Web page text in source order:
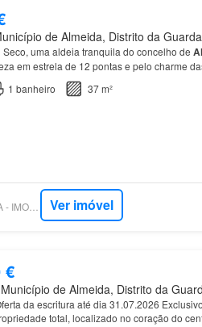
de Almeida, Distrito da Guarda
Seco, uma aldeia tranquila do concelho de
em estrela de 12 pontas e pelo charme
1 banheiro
37 m²
SUPERCASA - IMOEXPERTY Ver imóvel
€
de Almeida, Distrito da
da escritura até dia 31.07.2026
total, localizado no coração do